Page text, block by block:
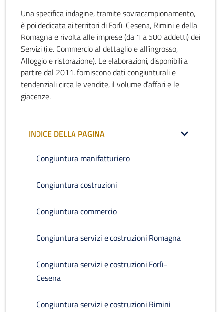
Una specifica indagine, tramite sovracampionamento,
è poi dedicata ai territori di Forlì-Cesena, Rimini e della
Romagna e rivolta alle imprese (da 1 a 500 addetti) dei
Servizi (i.e. Commercio al dettaglio e all’ingrosso,
Alloggio e ristorazione). Le elaborazioni, disponibili a
partire dal 2011, forniscono dati congiunturali e
tendenziali circa le vendite, il volume d’affari e le
giacenze.
INDICE DELLA PAGINA
Congiuntura manifatturiero
Congiuntura costruzioni
Congiuntura commercio
Congiuntura servizi e costruzioni Romagna
Congiuntura servizi e costruzioni Forlì-
Cesena
Congiuntura servizi e costruzioni Rimini